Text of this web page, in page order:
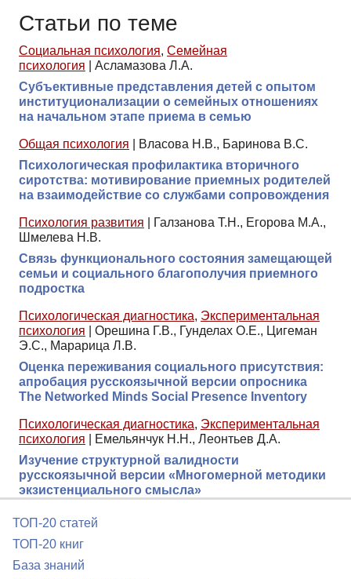
Статьи по теме
Социальная психология, Семейная
психология
Асламазова Л.А.
Субъективные представления детей с опытом
институционализации о семейных отношениях
на начальном этапе приема в семью
Общая психология
Власова Н.В., Баринова В.С.
Психологическая профилактика вторичного
сиротства: мотивирование приемных родителей
на взаимодействие со службами сопровождения
Психология развития
Галзанова Т.Н., Егорова М.А.,
Шмелева Н.В.
Связь функционального состояния замещающей
семьи и социального благополучия приемного
подростка
Психологическая диагностика, Экспериментальная
психология
Орешина Г.В., Гунделах О.Е., Цигеман
Э.С., Марарица Л.В.
Оценка переживания социального присутствия:
апробация русскоязычной версии опросника
The Networked Minds Social Presence Inventory
Психологическая диагностика, Экспериментальная
психология
Емельянчук Н.Н., Леонтьев Д.А.
Изучение структурной валидности
русскоязычной версии «Многомерной методики
экзистенциального смысла»
ТОП-20 статей
ТОП-20 книг
База знаний